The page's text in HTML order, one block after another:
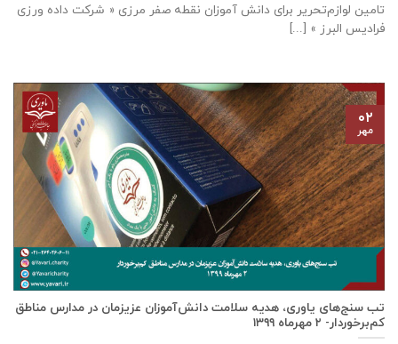
تامين لوازم‌تحرير برای دانش آموزان نقطه صفر مرزی « شرکت داده ورزی
فراديس البرز » [...]
تب سنج‌های یاوری، هدیه سلامت دانش‌آموزان عزیزمان در مدارس مناطق
کم‌برخوردار- ۲ مهرماه ۱۳۹۹
۰۲
مهر